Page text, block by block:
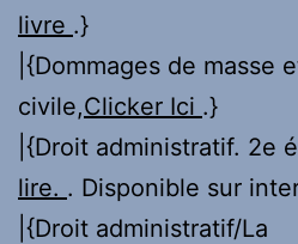
livre .}
|{Dommages de masse
civile,Clicker Ici .}
|{Droit administratif. 2e
lire. . Disponible sur
|{Droit administratif/La